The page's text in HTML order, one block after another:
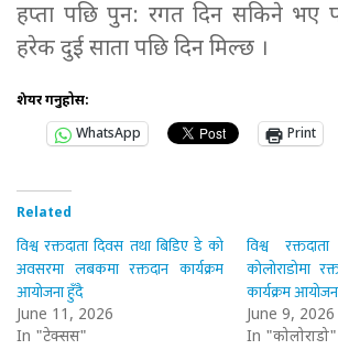
हप्ता पछि पुन: रगत दिन सकिने भए
हरेक दुई साता पछि दिन मिल्छ ।
शेयर गर्नुहोस:
WhatsApp
Print
Related
विश्व रक्तदाता दिवस तथा बिडिए डे को
अवसरमा लबकमा रक्तदान कार्यक्रम
आयोजना हुँदै
June 11, 2026
In "टेक्सस"
विश्व
कोलोराडोमा
कार्यक्रम
June 9, 2026
In "कोलोराडो"